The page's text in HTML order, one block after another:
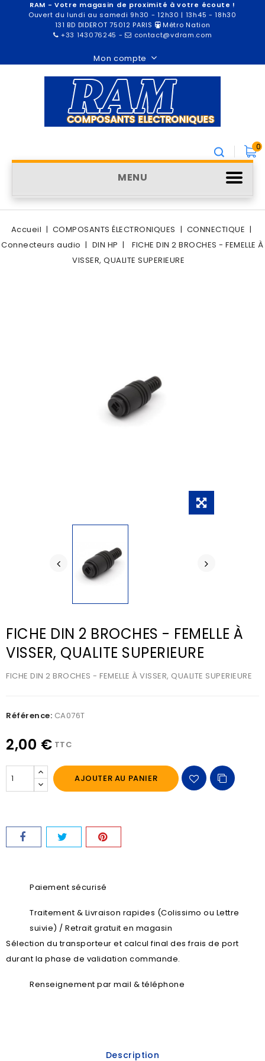
RAM - Votre magasin de proximité à votre écoute !
Ouvert du lundi au samedi 9h30 - 12h30 | 13h45 - 18h30
131 BD DIDEROT 75012 PARIS
Métro Nation
+33 143076245 - contact@vdram.com
Mon compte
0
MENU
Accueil COMPOSANTS ÉLECTRONIQUES
CONNECTIQUE
Connecteurs audio
DIN HP
FICHE DIN 2 BROCHES - FEMELLE À
VISSER, QUALITE SUPERIEURE
FICHE DIN 2 BROCHES - FEMELLE À
VISSER, QUALITE SUPERIEURE
FICHE DIN 2 BROCHES - FEMELLE À VISSER, QUALITE SUPERIEURE
Référence: CA076T
2,00 € TTC
AJOUTER AU PANIER
Paiement sécurisé
Traitement & Livraison rapides (Colissimo ou Lettre
suivie) / Retrait gratuit en magasin
Sélection du transporteur et calcul final des frais de port
durant la phase de validation commande.
Renseignement par mail & téléphone
Description